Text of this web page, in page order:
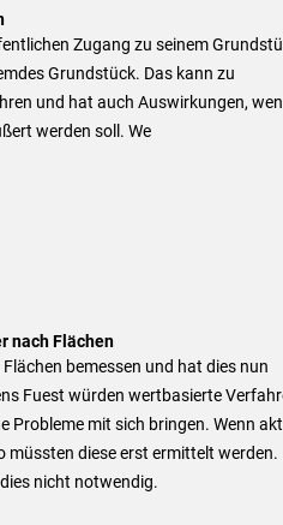
Zugang zu seinem
Grundstück. Das kann zu
und hat auch Auswirkungen,
werden soll. We
nach Flächen
bemessen und hat dies nun
Fuest würden wertbasierte
Probleme mit sich bringen. Wenn
diese erst ermittelt werden.
nicht notwendig.